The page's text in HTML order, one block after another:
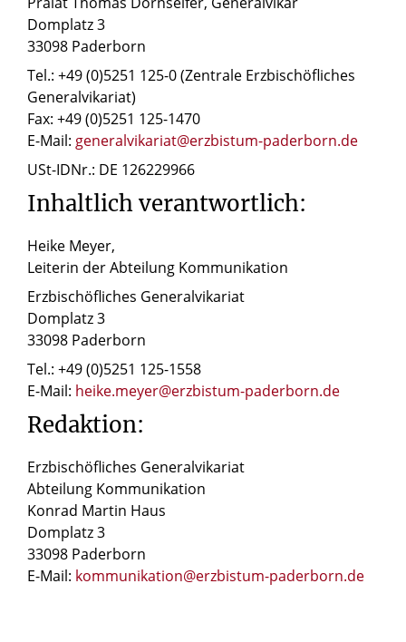
Domplatz 3
33098 Paderborn
Tel.: +49 (0)5251 125-0 (Zentrale Erzbischöfliches
Generalvikariat)
Fax: +49 (0)5251 125-1470
E-Mail: generalvikariat@erzbistum-paderborn.de
USt-IDNr.: DE 126229966
Inhaltlich verantwortlich:
Heike Meyer,
Leiterin der Abteilung Kommunikation
Erzbischöfliches Generalvikariat
Domplatz 3
33098 Paderborn
Tel.: +49 (0)5251 125-1558
E-Mail: heike.meyer@erzbistum-paderborn.de
Redaktion:
Erzbischöfliches Generalvikariat
Abteilung Kommunikation
Konrad Martin Haus
Domplatz 3
33098 Paderborn
E-Mail: kommunikation@erzbistum-paderborn.de